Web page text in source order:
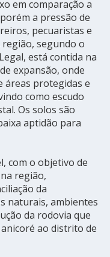
em comparação a
a pressão de
pecuaristas e
segundo o
está contida na
expansão, onde
áreas protegidas e
como escudo
Os solos são
aptidão para
com o objetivo de
região,
da
naturais, ambientes
da rodovia que
ao distrito de